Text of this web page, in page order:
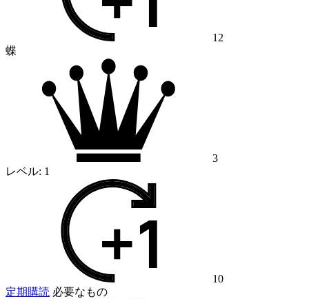
12
蝶
3
レベル: 1
10
定期購読 必要なもの